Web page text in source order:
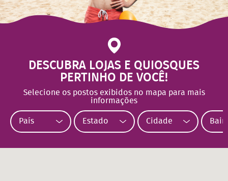
DESCUBRA LOJAS E QUIOSQUES
PERTINHO DE VOCÊ!
Selecione os postos exibidos no mapa para mais
informações